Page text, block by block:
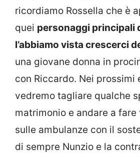
ricordiamo Rossella che è
quei personaggi principali
l’abbiamo vista crescerci
una giovane donna in
con Riccardo. Nei prossimi
vedremo tagliare qualche
matrimonio e andare a
sulle ambulanze con il
di sempre Nunzio e la